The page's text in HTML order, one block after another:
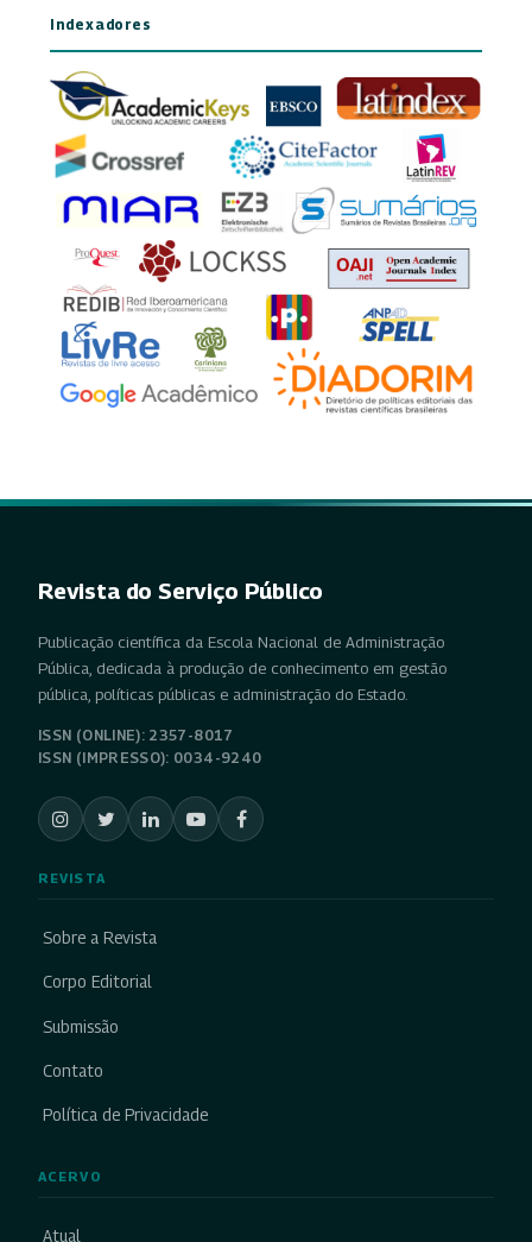
Indexadores
Revista do Serviço Público
Publicação científica da Escola Nacional de Administração
Pública, dedicada à produção de conhecimento em gestão
pública, políticas públicas e administração do Estado.
ISSN (ONLINE): 2357-8017
ISSN (IMPRESSO): 0034-9240
REVISTA
Sobre a Revista
Corpo Editorial
Submissão
Contato
Política de Privacidade
ACERVO
Atual